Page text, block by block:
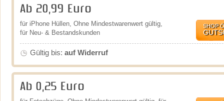
Ab 20,99 Euro
für iPhone Hüllen, Ohne Mindestwarenwert gültig,
für Neu- & Bestandskunden
SHOP
Gültig bis: auf Widerruf
Ab 0,25 Euro